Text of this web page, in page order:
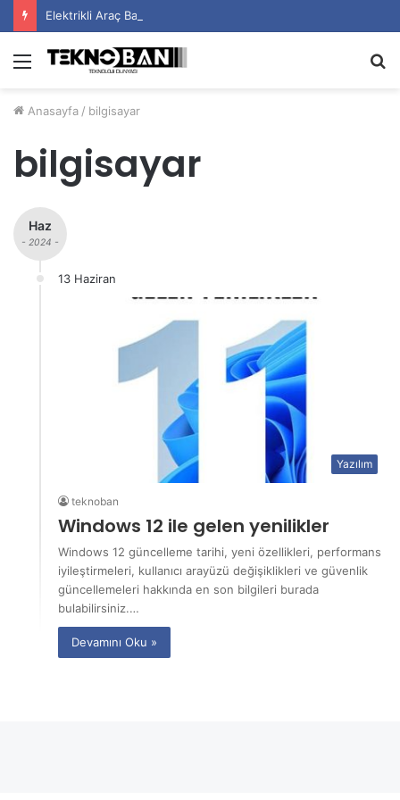
Elektrikli Araç Bataryalarının Ömrü Nasıl Uzatılır?
Menü
Anasayfa / bilgisayar
bilgisayar
Haz
- 2024 -
13 Haziran
Yazılım
teknoban
Windows 12 ile gelen yenilikler
Windows 12 güncelleme tarihi, yeni özellikleri, performans
iyileştirmeleri, kullanıcı arayüzü değişiklikleri ve güvenlik
güncellemeleri hakkında en son bilgileri burada
bulabilirsiniz.…
Devamını Oku »